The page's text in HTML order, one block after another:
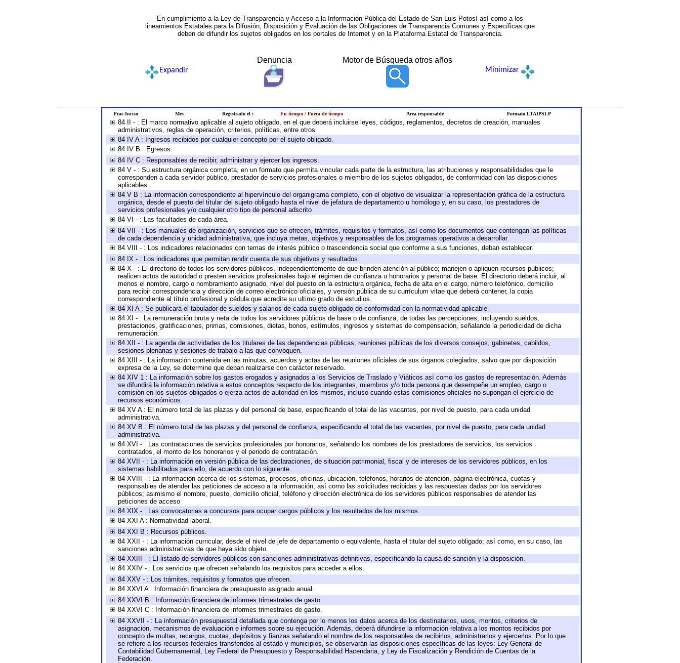
En cumplimiento a la Ley de Transparencia y Acceso a la Información Pública del Estado de San Luis Potosí así como a los
lineamientos Estatales para la Difusión, Disposición y Evaluación de las Obligaciones de Transparencia Comunes y Específicas que
deben de difundir los sujetos obligados en los portales de Internet y en la Plataforma Estatal de Transparencia.
Denuncia Motor de Búsqueda otros años
Expandir Minimizar
Frac-Inciso Mes Registrado el : En tiempo / Fuera de tiempo Area responsable Formato LTAIPSLP
84 II - : El marco normativo aplicable al sujeto obligado, en el que deberá incluirse leyes, códigos, reglamentos, decretos de creación, manuales
administrativos, reglas de operación, criterios, políticas, entre otros
84 IV A : Ingresos recibidos por cualquier concepto por el sujeto obligado.
84 IV B : Egresos.
84 IV C : Responsables de recibir, administrar y ejercer los ingresos.
84 V - : Su estructura orgánica completa, en un formato que permita vincular cada parte de la estructura, las atribuciones y responsabilidades que le
corresponden a cada servidor público, prestador de servicios profesionales o miembro de los sujetos obligados, de conformidad con las disposiciones
aplicables.
84 V B : La información correspondiente al hipervínculo del organigrama completo, con el objetivo de visualizar la representación gráfica de la estructura
orgánica, desde el puesto del titular del sujeto obligado hasta el nivel de jefatura de departamento u homólogo y, en su caso, los prestadores de
servicios profesionales y/o cualquier otro tipo de personal adscrito
84 VI - : Las facultades de cada área.
84 VII - : Los manuales de organización, servicios que se ofrecen, trámites, requisitos y formatos, así como los documentos que contengan las políticas
de cada dependencia y unidad administrativa, que incluya metas, objetivos y responsables de los programas operativos a desarrollar.
84 VIII - : Los indicadores relacionados con temas de interés público o trascendencia social que conforme a sus funciones, deban establecer.
84 IX - : Los indicadores que permitan rendir cuenta de sus objetivos y resultados.
84 X - : El directorio de todos los servidores públicos, independientemente de que brinden atención al público; manejen o apliquen recursos públicos;
realicen actos de autoridad o presten servicios profesionales bajo el régimen de confianza u honorarios y personal de base. El directorio deberá incluir, al
menos el nombre, cargo o nombramiento asignado, nivel del puesto en la estructura orgánica, fecha de alta en el cargo, número telefónico, domicilio
para recibir correspondencia y dirección de correo electrónico oficiales, y versión pública de su currículum vitae que deberá contener, la copia
correspondiente al título profesional y cédula que acredite su ultimo grado de estudios.
84 XI A : Se publicará el tabulador de sueldos y salarios de cada sujeto obligado de conformidad con la normatividad aplicable
84 XI - : La remuneración bruta y neta de todos los servidores públicos de base o de confianza, de todas las percepciones, incluyendo sueldos,
prestaciones, gratificaciones, primas, comisiones, dietas, bonos, estímulos, ingresos y sistemas de compensación, señalando la periodicidad de dicha
remuneración.
84 XII - : La agenda de actividades de los titulares de las dependencias públicas, reuniones públicas de los diversos consejos, gabinetes, cabildos,
sesiones plenarias y sesiones de trabajo a las que convoquen.
84 XIII - : La información contenida en las minutas, acuerdos y actas de las reuniones oficiales de sus órganos colegiados, salvo que por disposición
expresa de la Ley, se determine que deban realizarse con carácter reservado.
84 XIV 1 : La información sobre los gastos erogados y asignados a los Servicios de Traslado y Viáticos así como los gastos de representación. Además
se difundirá la información relativa a estos conceptos respecto de los integrantes, miembros y/o toda persona que desempeñe un empleo, cargo o
comisión en los sujetos obligados o ejerza actos de autoridad en los mismos, incluso cuando estas comisiones oficiales no supongan el ejercicio de
recursos económicos.
84 XV A : El número total de las plazas y del personal de base, especificando el total de las vacantes, por nivel de puesto, para cada unidad
administrativa.
84 XV B : El número total de las plazas y del personal de confianza, especificando el total de las vacantes, por nivel de puesto, para cada unidad
administrativa.
84 XVI - : Las contrataciones de servicios profesionales por honorarios, señalando los nombres de los prestadores de servicios, los servicios
contratados, el monto de los honorarios y el periodo de contratación.
84 XVII - : La información en versión pública de las declaraciones, de situación patrimonial, fiscal y de intereses de los servidores públicos, en los
sistemas habilitados para ello, de acuerdo con lo siguiente.
84 XVIII - : La información acerca de los sistemas, procesos, oficinas, ubicación, teléfonos, horarios de atención, página electrónica, cuotas y
responsables de atender las peticiones de acceso a la información, así como las solicitudes recibidas y las respuestas dadas por los servidores
públicos; asimismo el nombre, puesto, domicilio oficial, teléfono y dirección electrónica de los servidores públicos responsables de atender las
peticiones de acceso
84 XIX - : Las convocatorias a concursos para ocupar cargos públicos y los resultados de los mismos.
84 XXI A : Normatividad laboral.
84 XXI B : Recursos públicos.
84 XXII - : La información curricular, desde el nivel de jefe de departamento o equivalente, hasta el titular del sujeto obligado; así como, en su caso, las
sanciones administrativas de que haya sido objeto.
84 XXIII - : El listado de servidores públicos con sanciones administrativas definitivas, especificando la causa de sanción y la disposición.
84 XXIV - : Los servicios que ofrecen señalando los requisitos para acceder a ellos.
84 XXV - : Los trámites, requisitos y formatos que ofrecen.
84 XXVI A : Información financiera de presupuesto asignado anual.
84 XXVI B : Información financiera de informes trimestrales de gasto.
84 XXVI C : Información financiera de informes trimestrales de gasto.
84 XXVII - : La información presupuestal detallada que contenga por lo menos los datos acerca de los destinatarios, usos, montos, criterios de
asignación, mecanismos de evaluación e informes sobre su ejecución. Además, deberá difundirse la información relativa a los montos recibidos por
concepto de multas, recargos, cuotas, depósitos y fianzas señalando el nombre de los responsables de recibirlos, administrarlos y ejercerlos. Por lo que
se refiere a los recursos federales transferidos al estado y municipios, se observarán las disposiciones específicas de las leyes: Ley General de
Contabilidad Gubernamental, Ley Federal de Presupuesto y Responsabilidad Hacendaria, y Ley de Fiscalización y Rendición de Cuentas de la
Federación.